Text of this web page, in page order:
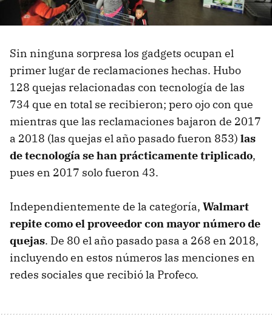
Sin ninguna sorpresa los gadgets ocupan el
primer lugar de reclamaciones hechas. Hubo
128 quejas relacionadas con tecnología de las
734 que en total se recibieron; pero ojo con que
mientras que las reclamaciones bajaron de 2017
a 2018 (las quejas el año pasado fueron 853) las
de tecnología se han prácticamente triplicado,
pues en 2017 solo fueron 43.
Independientemente de la categoría, Walmart
repite como el proveedor con mayor número de
quejas. De 80 el año pasado pasa a 268 en 2018,
incluyendo en estos números las menciones en
redes sociales que recibió la Profeco.